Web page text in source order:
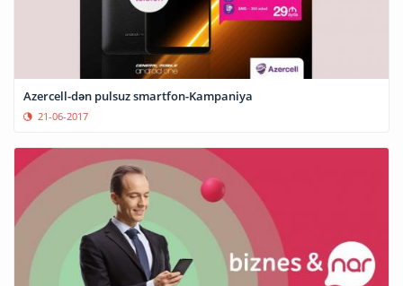
Azercell-dən pulsuz smartfon-Kampaniya
21-06-2017